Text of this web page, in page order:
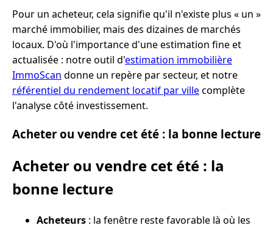
Pour un acheteur, cela signifie qu'il n'existe plus « un »
marché immobilier, mais des dizaines de marchés
locaux. D'où l'importance d'une estimation fine et
actualisée : notre outil d'estimation immobilière
ImmoScan donne un repère par secteur, et notre
référentiel du rendement locatif par villecomplète
l'analyse côté investissement.
Acheter ou vendre cet été : la bonne lecture
Acheter ou vendre cet été : la
bonne lecture
Acheteurs : la fenêtre reste favorable là où les